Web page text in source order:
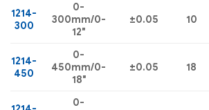
1214-
300
0-
300mm/0-
12″
±0.05 10
1214-
450
0-
450mm/0-
18″
±0.05 18
0-